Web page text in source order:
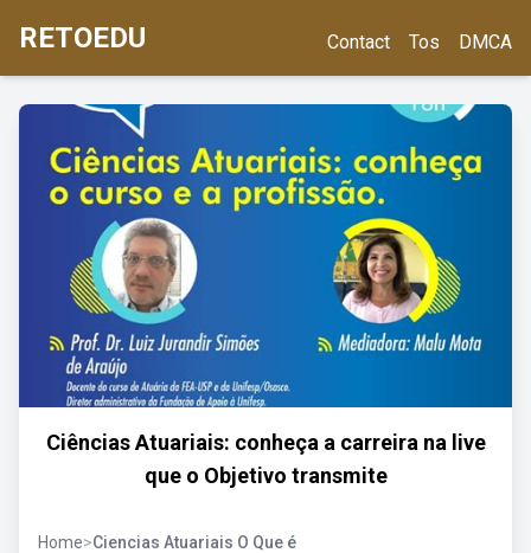
RETOEDU Contact Tos DMCA
Ciências Atuariais: conheça a carreira na live
que o Objetivo transmite
Home>Ciencias Atuariais O Que é